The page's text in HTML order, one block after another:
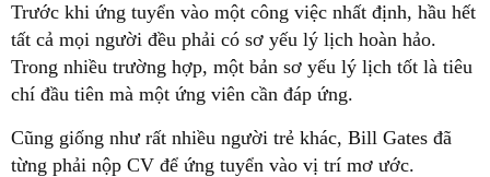
Trước khi ứng tuyển vào một công việc nhất định, hầu hết
tất cả mọi người đều phải có sơ yếu lý lịch hoàn hảo.
Trong nhiều trường hợp, một bản sơ yếu lý lịch tốt là tiêu
chí đầu tiên mà một ứng viên cần đáp ứng.
Cũng giống như rất nhiều người trẻ khác, Bill Gates đã
từng phải nộp CV để ứng tuyển vào vị trí mơ ước.